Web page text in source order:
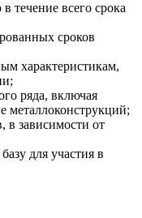
течение всего срока
сроков
характеристикам,
ряда, включая
металлоконструкций;
в зависимости от
для участия в